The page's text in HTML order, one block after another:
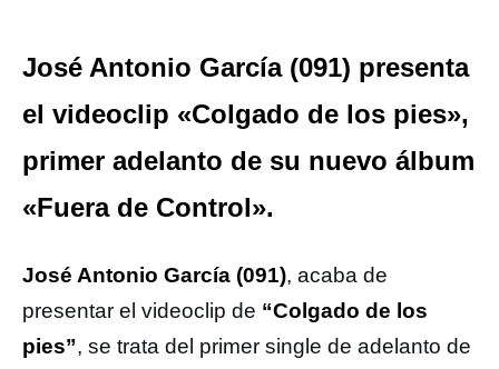
José Antonio García (091) presenta
el videoclip «Colgado de los pies»,
primer adelanto de su nuevo álbum
«Fuera de Control».
José Antonio García (091), acaba de
presentar el videoclip de “Colgado de los
pies”, se trata del primer single de adelanto de